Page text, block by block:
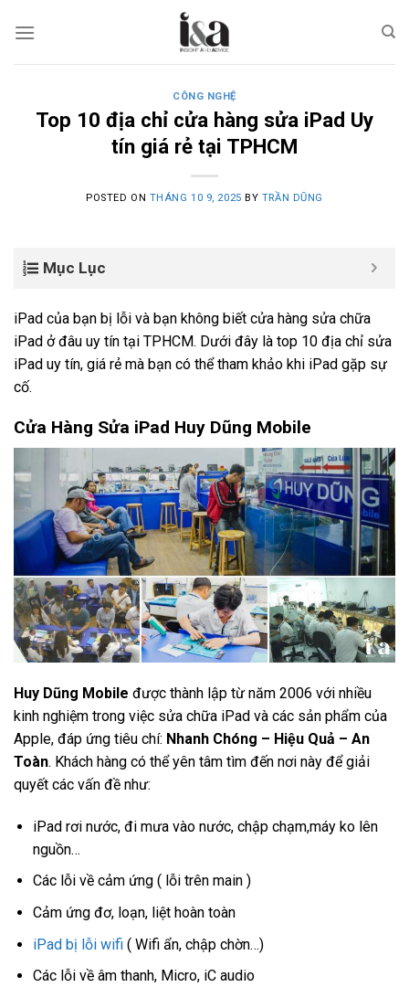
CÔNG NGHỆ
Top 10 địa chỉ cửa hàng sửa iPad Uy
tín giá rẻ tại TPHCM
POSTED ON THÁNG 10 9, 2025 BY TRẦN DŨNG
Mục Lục
iPad của bạn bị lỗi và bạn không biết cửa hàng sửa chữa
iPad ở đâu uy tín tại TPHCM. Dưới đây là top 10 địa chỉ sửa
iPad uy tín, giá rẻ mà bạn có thể tham khảo khi iPad gặp sự
cố.
Cửa Hàng Sửa iPad Huy Dũng Mobile
Huy Dũng Mobile được thành lập từ năm 2006 với nhiều
kinh nghiệm trong việc sửa chữa iPad và các sản phẩm của
Apple, đáp ứng tiêu chí: Nhanh Chóng – Hiệu Quả – An
Toàn. Khách hàng có thể yên tâm tìm đến nơi này để giải
quyết các vấn đề như:
iPad rơi nước, đi mưa vào nước, chập chạm,máy ko lên
nguồn…
Các lỗi về cảm ứng ( lỗi trên main )
Cảm ứng đơ, loạn, liệt hoàn toàn
iPad bị lỗi wifi( Wifi ẩn, chập chờn…)
Các lỗi về âm thanh, Micro, iC audio